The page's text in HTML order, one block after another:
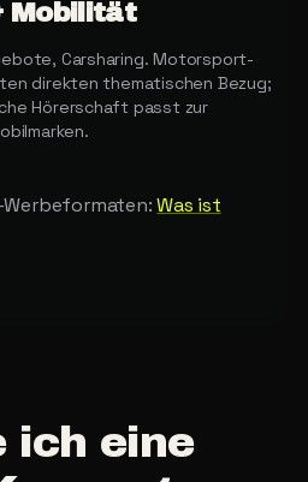
Mobilität
Carsharing. Motorsport-
direkten thematischen Bezug;
Hörerschaft passt zur
Werbeformaten:Was ist
ich eine